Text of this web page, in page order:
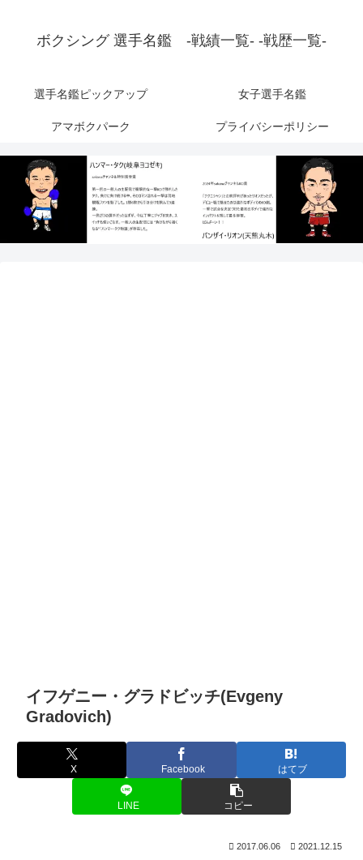
ボクシング 選手名鑑 -戦績一覧- -戦歴一覧-
選手名鑑ピックアップ 女子選手名鑑
アマボクパーク プライバシーポリシー
イフゲニー・グラドビッチ(Evgeny
Gradovich)
X Facebook はてブ
LINE コピー
2017.06.06 2021.12.15